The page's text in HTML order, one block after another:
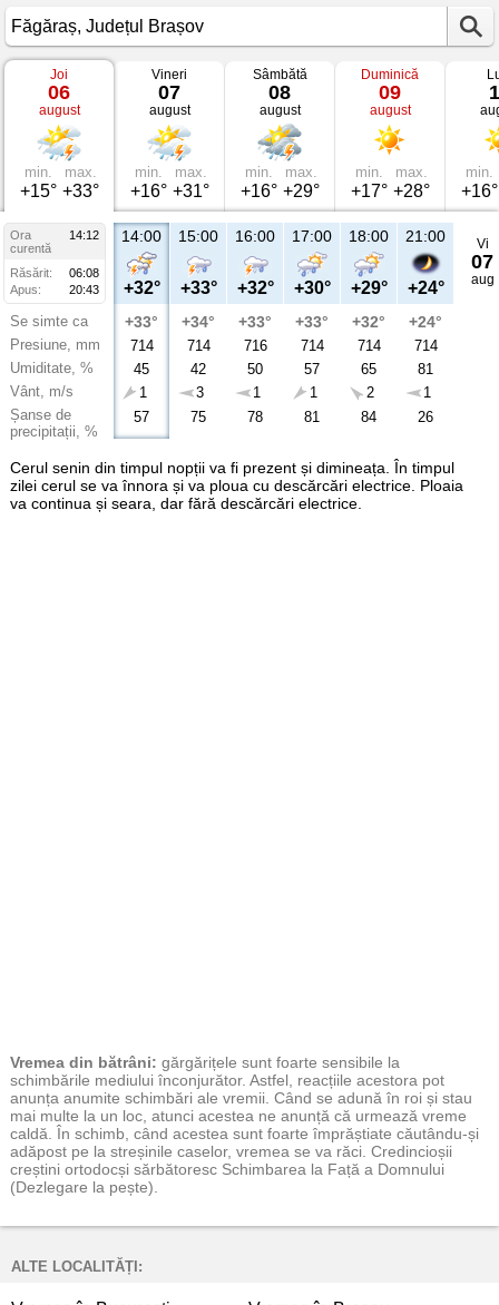
Vremea
Făgăraș
Județul
Brașov
Joi
06
august
min.
+15°
max.
+33°
Vineri
07
august
min.
+16°
max.
+31°
Sâmbătă
08
august
min.
+16°
max.
+29°
Duminică
09
august
min.
+17°
max.
+28°
min.
+16°
Ora
14:12
curentă
Răsărit:
06:08
Apus:
20:43
Se simte ca
Presiune, mm
Umiditate, %
Vânt, m/s
Șanse de
precipitații, %
14:00
+32°
+33°
714
45
1
57
15:00
+33°
+34°
714
42
3
75
16:00
+32°
+33°
716
50
1
78
17:00
+30°
+33°
714
57
1
81
18:00
+29°
+32°
714
65
2
84
21:00
+24°
+24°
714
81
1
26
Vi
07
aug
Cerul senin din timpul nopții va fi prezent și dimineața. În timpul
zilei cerul se va înnora și va ploua cu descărcări electrice. Ploaia
va continua și seara, dar fără descărcări electrice.
Vremea din bătrâni: gărgărițele sunt foarte sensibile la
schimbările mediului înconjurător. Astfel, reacțiile acestora pot
anunța anumite schimbări ale vremii. Când se adună în roi și stau
mai multe la un loc, atunci acestea ne anunță că urmează vreme
caldă. În schimb, când acestea sunt foarte împrăștiate căutându-și
adăpost pe la streșinile caselor, vremea se va răci. Credincioșii
creștini ortodocși sărbătoresc Schimbarea la Față a Domnului
(Dezlegare la pește).
ALTE LOCALITĂȚI: